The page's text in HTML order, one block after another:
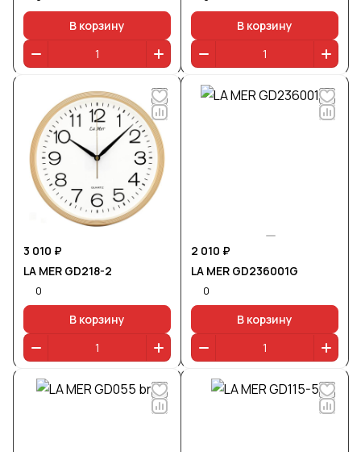
В корзину В корзину
3 010 ₽
LA MER GD218-2
0
В корзину
2 010 ₽
LA MER GD236001G
0
В корзину